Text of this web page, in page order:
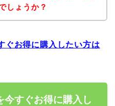
しょうか？
ぐお得に購入したい方は
すぐお得に購入し